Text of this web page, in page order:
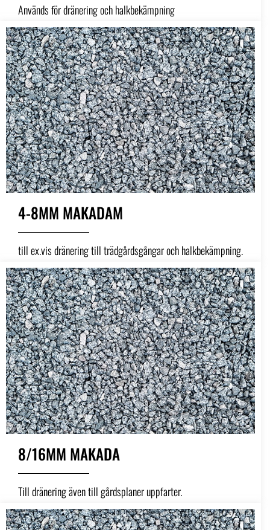
Används för dränering och halkbekämpning
4-8MM MAKADAM
till ex.vis dränering till trädgårdsgångar och halkbekämpning.
8/16MM MAKADA
Till dränering även till gårdsplaner uppfarter.